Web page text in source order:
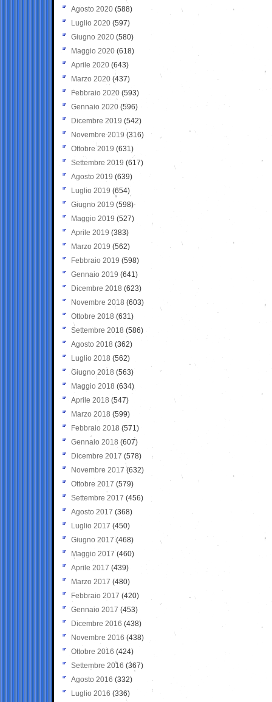
Agosto 2020 (588)
Luglio 2020 (597)
Giugno 2020 (580)
Maggio 2020 (618)
Aprile 2020 (643)
Marzo 2020 (437)
Febbraio 2020 (593)
Gennaio 2020 (596)
Dicembre 2019 (542)
Novembre 2019 (316)
Ottobre 2019 (631)
Settembre 2019 (617)
Agosto 2019 (639)
Luglio 2019 (654)
Giugno 2019 (598)
Maggio 2019 (527)
Aprile 2019 (383)
Marzo 2019 (562)
Febbraio 2019 (598)
Gennaio 2019 (641)
Dicembre 2018 (623)
Novembre 2018 (603)
Ottobre 2018 (631)
Settembre 2018 (586)
Agosto 2018 (362)
Luglio 2018 (562)
Giugno 2018 (563)
Maggio 2018 (634)
Aprile 2018 (547)
Marzo 2018 (599)
Febbraio 2018 (571)
Gennaio 2018 (607)
Dicembre 2017 (578)
Novembre 2017 (632)
Ottobre 2017 (579)
Settembre 2017 (456)
Agosto 2017 (368)
Luglio 2017 (450)
Giugno 2017 (468)
Maggio 2017 (460)
Aprile 2017 (439)
Marzo 2017 (480)
Febbraio 2017 (420)
Gennaio 2017 (453)
Dicembre 2016 (438)
Novembre 2016 (438)
Ottobre 2016 (424)
Settembre 2016 (367)
Agosto 2016 (332)
Luglio 2016 (336)